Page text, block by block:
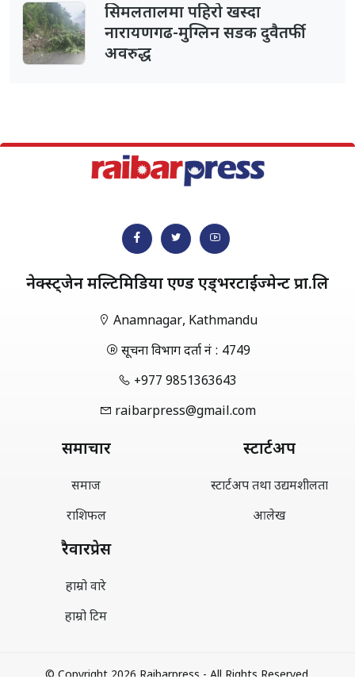
सिमलतालमा पहिरो खस्दा
नारायणगढ-मुग्लिन सडक दुवैतर्फी
अवरुद्ध
नेक्स्ट्जेन मल्टिमिडिया एण्ड एड्भरटाईज्मेन्ट प्रा.लि
Anamnagar, Kathmandu
सूचना विभाग दर्ता नं : 4749
+977 9851363643
raibarpress@gmail.com
समाचार
समाज
राशिफल
स्टार्टअप
स्टार्टअप तथा उद्यमशीलता
आलेख
रैवारप्रेस
हाम्रो वारे
हाम्रो टिम
© Copyright 2026 Raibarpress - All Rights Reserved.